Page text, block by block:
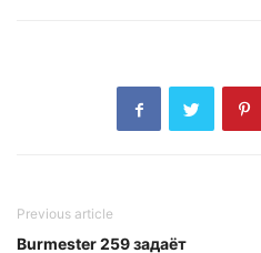
Previous article
Burmester 259 задаёт